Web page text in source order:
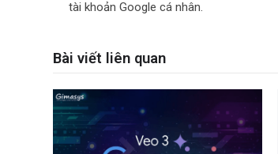
tài khoản Google cá nhân.
Bài viết liên quan